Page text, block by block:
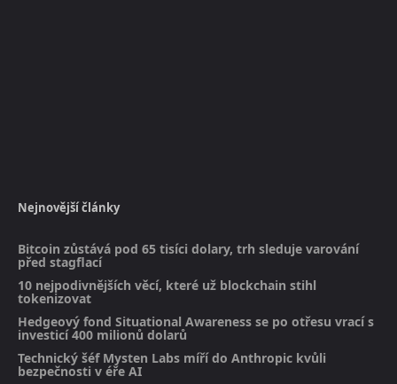
Nejnovější články
Bitcoin zůstává pod 65 tisíci dolary, trh sleduje varování
před stagflací
10 nejpodivnějších věcí, které už blockchain stihl
tokenizovat
Hedgeový fond Situational Awareness se po otřesu vrací s
investicí 400 milionů dolarů
Technický šéf Mysten Labs míří do Anthropic kvůli
bezpečnosti v éře AI